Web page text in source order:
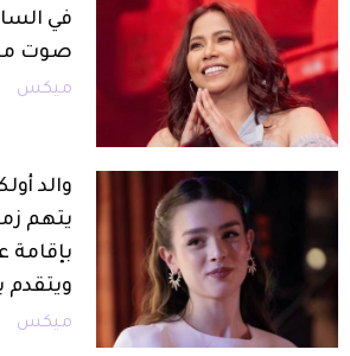
في
صوت
ميكس
والد
يتهم
بإقامة
ويتقدم
ميكس